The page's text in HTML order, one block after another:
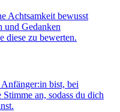
Achtsamkeit bewusst
und Gedanken
diese zu bewerten.
bist, bei
an, sodass du dich